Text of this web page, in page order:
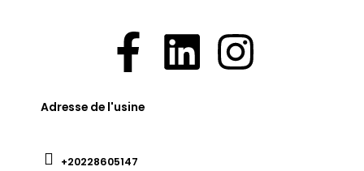
Adresse de l'usine
+20228605147